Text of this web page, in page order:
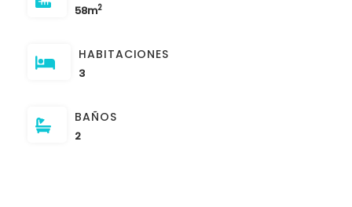
58m2
HABITACIONES
3
BAÑOS
2